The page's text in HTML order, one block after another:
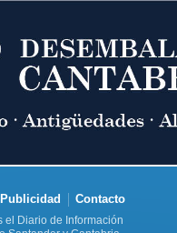
Publicidad Contacto
el Diario de Información